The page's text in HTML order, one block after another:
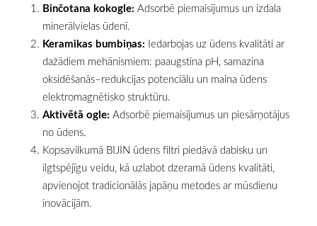
Binčotana kokogle: Adsorbē piemaisījumus un izdala
minerālvielas ūdenī.
Keramikas bumbiņas: Iedarbojas uz ūdens kvalitāti ar
dažādiem mehānismiem: paaugstina pH, samazina
oksidēšanās–redukcijas potenciālu un maina ūdens
elektromagnētisko struktūru.
Aktivētā ogle: Adsorbē piemaisījumus un piesārņotājus
no ūdens.
Kopsavilkumā BIJIN ūdens filtri piedāvā dabisku un
ilgtspējīgu veidu, kā uzlabot dzeramā ūdens kvalitāti,
apvienojot tradicionālās japāņu metodes ar mūsdienu
inovācijām.